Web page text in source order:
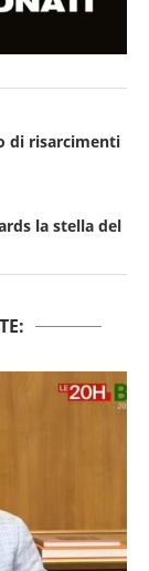
di risarcimenti
la stella del